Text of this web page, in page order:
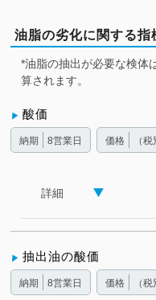
油脂の劣化に関する指
*油脂の抽出が必要な検体
算されます。
酸価
納期 8営業日 価格 （
詳細
抽出油の酸価
納期 8営業日 価格 （